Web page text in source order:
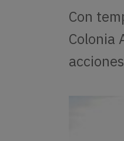
Con
Colonia